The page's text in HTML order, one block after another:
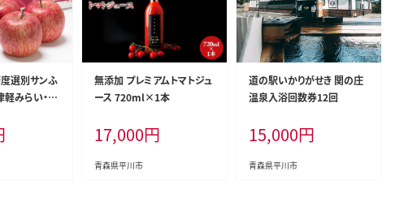
選別サンふ
軽みらい・平
無添加 プレミアムトマトジュ
ース 720ml×1本
17,000円
青森県平川市
道の駅いかりがせき 関の庄
温泉入浴回数券12回
15,000円
青森県平川市